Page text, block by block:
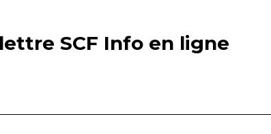
SCF Info en ligne